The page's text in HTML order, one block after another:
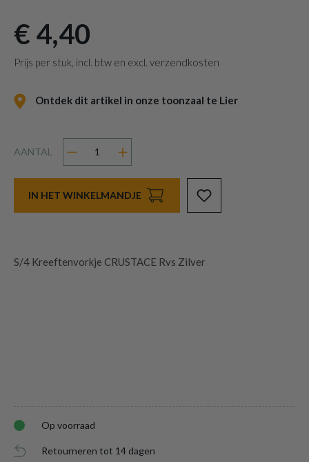
€ 4,40
Prijs per stuk, incl. btw en excl. verzendkosten
Ontdek dit artikel in onze toonzaal te Lier
AANTAL
IN HET WINKELMANDJE
S/4 Kreeftenvorkje CRUSTACE Rvs Zilver
Op voorraad
Retourneren tot 14 dagen